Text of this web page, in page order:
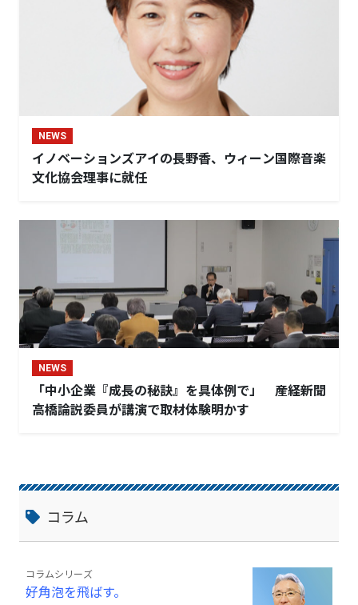
NEWS
イノベーションズアイの長野香、ウィーン国際音楽
文化協会理事に就任
NEWS
「中小企業『成長の秘訣』を具体例で」 産経新聞
高橋論説委員が講演で取材体験明かす
コラム
コラムシリーズ
好角泡を飛ばす。